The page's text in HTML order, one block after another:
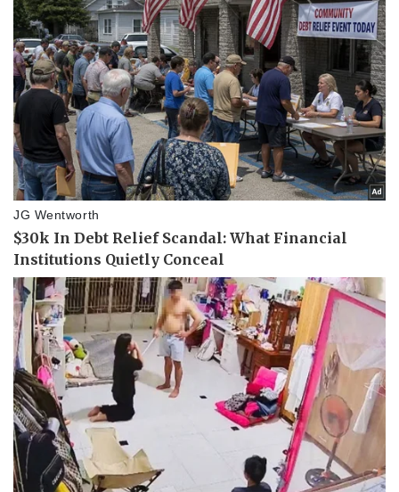
Tỷ giá
Chứng khoán
Giá cà phê